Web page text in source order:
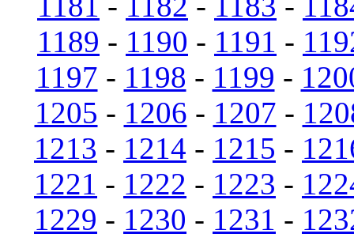
1189 - 1190 - 1191 -
1197 - 1198 - 1199 -
1205 - 1206 - 1207 -
1213 - 1214 - 1215 -
1221 - 1222 - 1223 -
1229 - 1230 - 1231 -